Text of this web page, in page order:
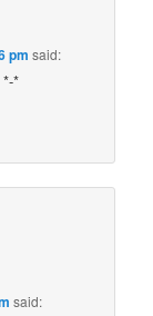
pm said:
*
said: